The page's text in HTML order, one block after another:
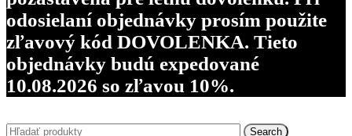
odosielaní objednávky prosím použite
zľavový kód DOVOLENKA. Tieto
objednávky budú expedované
10.08.2026 so zľavou 10%.
Search